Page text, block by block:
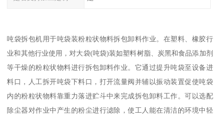
吨袋拆包机用于吨袋装粉粒状物料拆包卸料作业。在塑料、橡胶行
业和其他行业使用，对大袋(吨袋)装如塑料树脂、炭黑和食品添加剂
等干燥的粉粒状物料进行拆包卸料作业。它通过提升吨袋至设备进
料口，人工拆开吨袋下料口，打开流量阀并辅以振动装置促使吨袋
内的粉粒状物料靠重力落进贮斗中来完成拆包卸料工作。可以选配
除尘器对作业中产生的粉尘进行滤除，使工人能在清洁的环境中轻